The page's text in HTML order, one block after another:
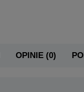
OPINIE (0)